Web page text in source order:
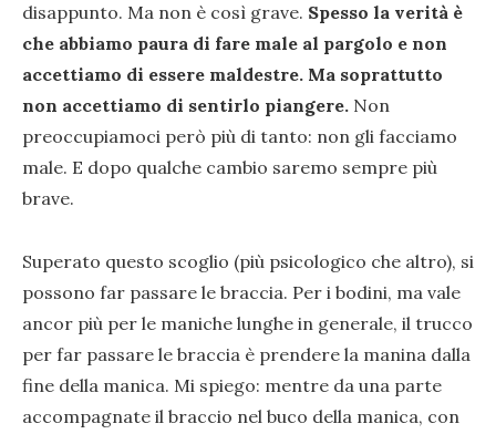
disappunto. Ma non è così grave. Spesso la verità è
che abbiamo paura di fare male al pargolo e non
accettiamo di essere maldestre. Ma soprattutto
non accettiamo di sentirlo piangere. Non
preoccupiamoci però più di tanto: non gli facciamo
male. E dopo qualche cambio saremo sempre più
brave.
Superato questo scoglio (più psicologico che altro), si
possono far passare le braccia. Per i bodini, ma vale
ancor più per le maniche lunghe in generale, il trucco
per far passare le braccia è prendere la manina dalla
fine della manica. Mi spiego: mentre da una parte
accompagnate il braccio nel buco della manica, con